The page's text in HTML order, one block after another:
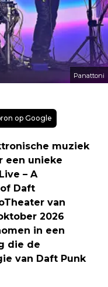
Panattoni
op Google
muziek
een unieke
– A
Daft
van
2026
in een
die de
van Daft Punk